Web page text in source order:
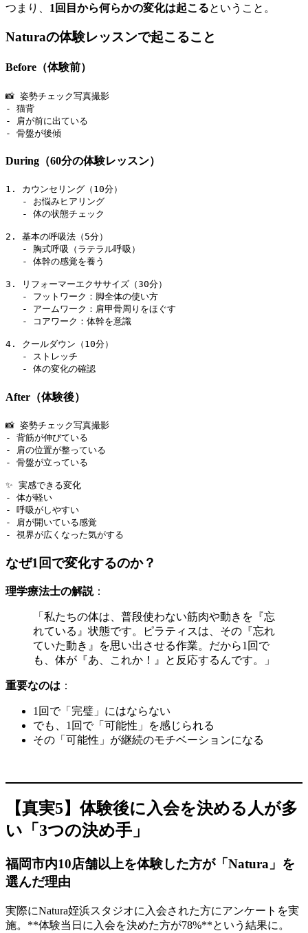
つまり、 1回目から何らかの変化は起こるということ。
Naturaの体験レッスンで起こること
Before（体験前）
📸 姿勢チェック写真撮影
- 猫背
- 肩が前に出ている
During（60分の体験レッスン）
1. カウンセリング（10分）
2. 基本の呼吸法（5分）
3. リフォーマーエクササイズ（30分）
4. クールダウン（10分）
After（体験後）
📸 姿勢チェック写真撮影
- 背筋が伸びている
- 肩の位置が整っている
- 骨盤が立っている
✨ 実感できる変化
- 体が軽い
- 呼吸がしやすい
- 肩が開いている感覚
なぜ1回で変化するのか？
理学療法士の解説：
「私たちの体は、普段使わない筋肉や動きを『忘
れている』状態です。ピラティスは、その『忘れ
ていた動き』を思い出させる作業。だから1回で
も、体が『あ、これか！』と反応するんです。」
重要なのは ：
1回で「完璧」にはならない
でも、1回で「可能性」を感じられる
その「可能性」が継続のモチベーションになる
【真実5】体験後に入会を決める人が多
い「3つの決め手」
福岡市内10店舗以上を体験した方が「Natura」を
選んだ理由
実際にNatura姪浜スタジオに入会された方にアンケートを実
施。**体験当日に入会を決めた方が78%**という結果に。